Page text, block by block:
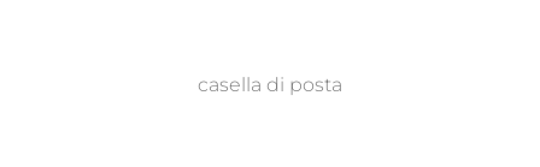
casella di posta